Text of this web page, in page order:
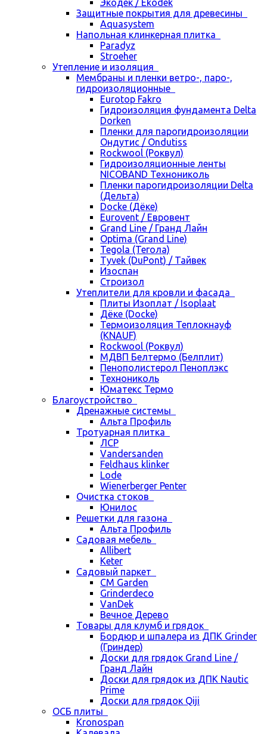
Экодек / Ekodek
Защитные покрытия для древесины
Aquasystem
Напольная клинкерная плитка
Paradyz
Stroeher
Утепление и изоляция
Мембраны и пленки ветро-, паро-,
гидроизоляционные
Eurotop Fakro
Гидроизоляция фундамента Delta
Dorken
Пленки для парогидроизоляции
Ондутис / Ondutiss
Rockwool (Роквул)
Гидроизоляционные ленты
NICOBAND Технониколь
Пленки парогидроизоляции Delta
(Дельта)
Docke (Дёке)
Eurovent / Евровент
Grand Line / Гранд Лайн
Optima (Grand Line)
Tegola (Тегола)
Tyvek (DuPont) / Тайвек
Изоспан
Строизол
Утеплители для кровли и фасада
Плиты Изоплат / Isoplaat
Дёке (Docke)
Термоизоляция Теплокнауф
(KNAUF)
Rockwool (Роквул)
МДВП Белтермо (Белплит)
Пенополистерол Пеноплэкс
Технониколь
Юматекс Термо
Благоустройство
Дренажные системы
Альта Профиль
Тротуарная плитка
ЛСР
Vandersanden
Feldhaus klinker
Lode
Wienerberger Penter
Очистка стоков
Юнилос
Решетки для газона
Альта Профиль
Садовая мебель
Allibert
Keter
Садовый паркет
CM Garden
Grinderdeco
VanDek
Вечное Дерево
Товары для клумб и грядок
Бордюр и шпалера из ДПК Grinder
(Гриндер)
Доски для грядок Grand Line /
Гранд Лайн
Доски для грядок из ДПК Nautic
Prime
Доски для грядок Qiji
ОСБ плиты
Kronospan